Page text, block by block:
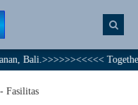
Together We
- Fasilitas